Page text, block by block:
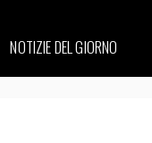
NOTIZIE DEL GIORNO